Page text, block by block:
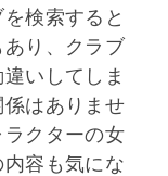
検索すると
り、クラブ
いしてしま
はありませ
クターの女
容も気にな